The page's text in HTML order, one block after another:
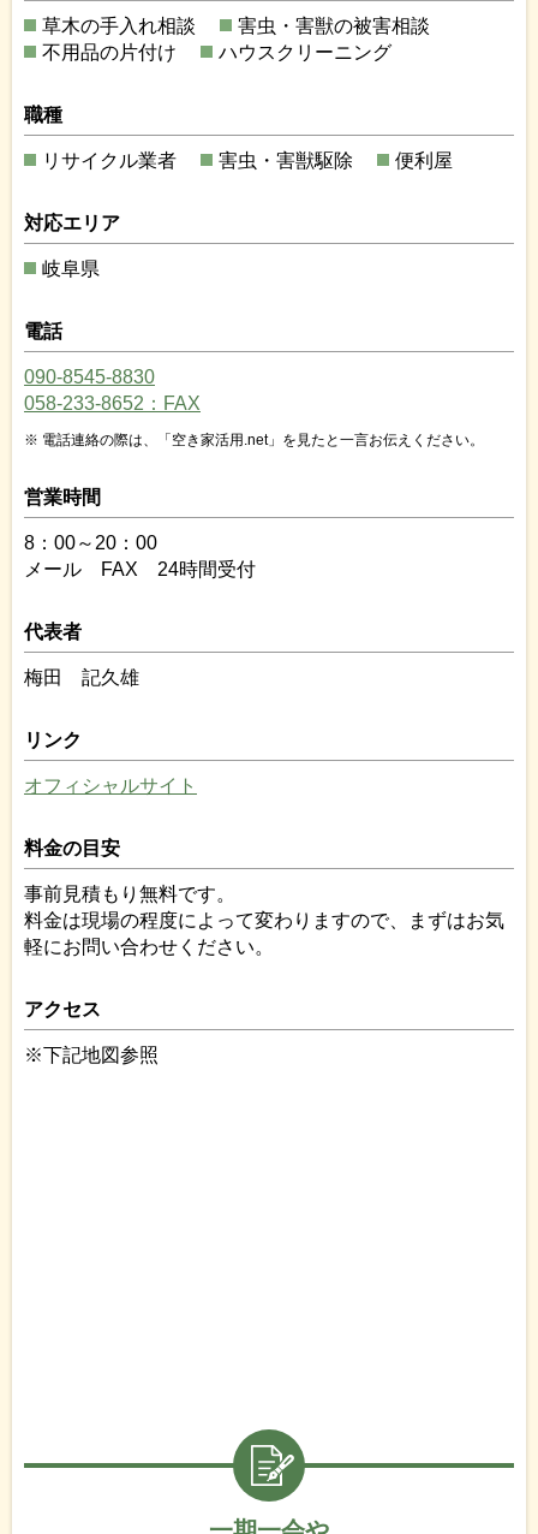
草木の手入れ相談
害虫・害獣の被害相談
不用品の片付け
ハウスクリーニング
職種
リサイクル業者 害虫・害獣駆除 便利屋
対応エリア
岐阜県
電話
090-8545-8830
058-233-8652：FAX
電話連絡の際は、「空き家活用.net」を見たと一言お伝えください。
営業時間
8：00～20：00
メール FAX 24時間受付
代表者
梅田 記久雄
リンク
オフィシャルサイト
料金の目安
事前見積もり無料です。
料金は現場の程度によって変わりますので、まずはお気
軽にお問い合わせください。
アクセス
※下記地図参照